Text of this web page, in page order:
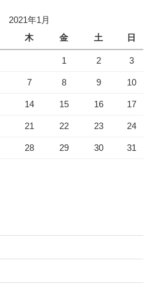
2021年1月
木 金 土 日
1 2 3
7 8 9 10
14 15 16 17
21 22 23 24
28 29 30 31